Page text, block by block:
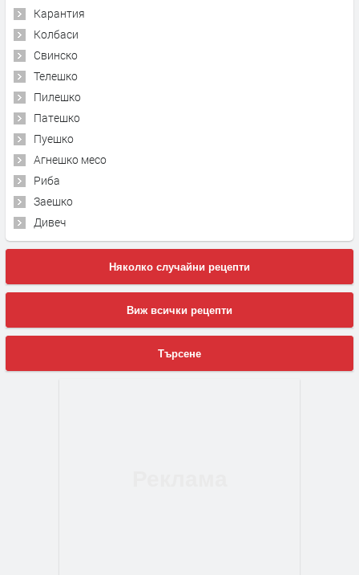
Карантия
Колбаси
Свинско
Телешко
Пилешко
Патешко
Пуешко
Агнешко месо
Риба
Заешко
Дивеч
Няколко случайни рецепти
Виж всички рецепти
Търсене